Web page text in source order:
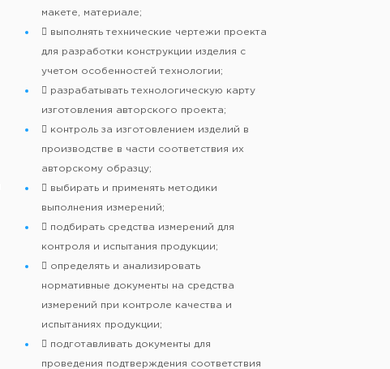
макете, материале;
 выполнять технические чертежи проекта
для разработки конструкции изделия с
учетом особенностей технологии;
 разрабатывать технологическую карту
изготовления авторского проекта;
 контроль за изготовлением изделий в
производстве в части соответствия их
авторскому образцу;
 выбирать и применять методики
выполнения измерений;
 подбирать средства измерений для
контроля и испытания продукции;
 определять и анализировать
нормативные документы на средства
измерений при контроле качества и
испытаниях продукции;
 подготавливать документы для
проведения подтверждения соответствия